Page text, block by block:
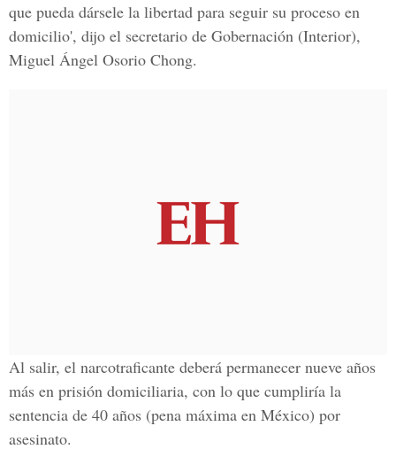
que pueda dársele la libertad para seguir su proceso en
domicilio', dijo el secretario de Gobernación (Interior),
Miguel Ángel Osorio Chong.
Al salir, el narcotraficante deberá permanecer nueve años
más en prisión domiciliaria, con lo que cumpliría la
sentencia de 40 años (pena máxima en México) por
asesinato.